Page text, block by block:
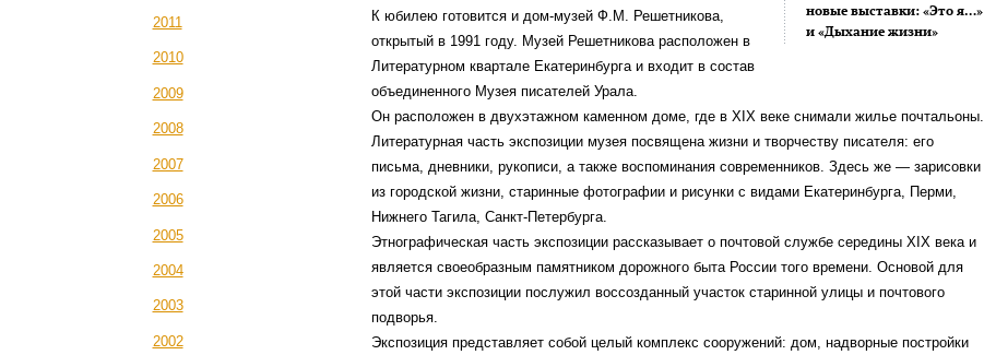
2011
2010
2009
2008
2007
2006
2005
2004
2003
2002
новые выставки: «Это я…»
и «Дыхание жизни»
К юбилею готовится и дом-музей Ф.М. Решетникова,
открытый в 1991 году. Музей Решетникова расположен в
Литературном квартале Екатеринбурга и входит в состав
объединенного Музея писателей Урала.
Он расположен в двухэтажном каменном доме, где в ХIХ веке снимали жилье почтальоны.
Литературная часть экспозиции музея посвящена жизни и творчеству писателя: его
письма, дневники, рукописи, а также воспоминания современников. Здесь же — зарисовки
из городской жизни, старинные фотографии и рисунки с видами Екатеринбурга, Перми,
Нижнего Тагила, Санкт-Петербурга.
Этнографическая часть экспозиции рассказывает о почтовой службе середины XIX века и
является своеобразным памятником дорожного быта России того времени. Основой для
этой части экспозиции послужил воссозданный участок старинной улицы и почтового
подворья.
Экспозиция представляет собой целый комплекс сооружений: дом, надворные постройки